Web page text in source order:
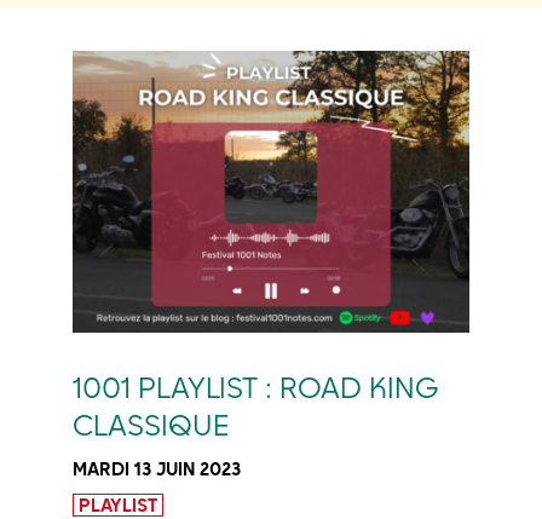
1001 PLAYLIST : ROAD KING
CLASSIQUE
MARDI 13 JUIN 2023
PLAYLIST